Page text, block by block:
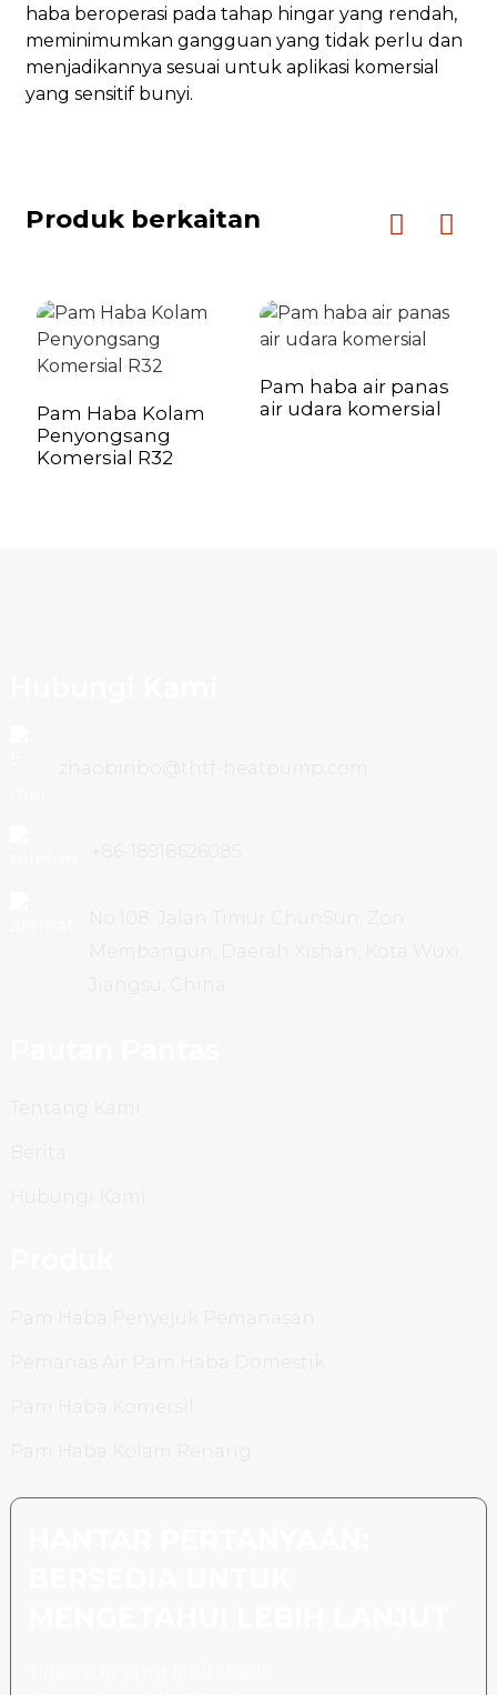
haba beroperasi pada tahap hingar yang rendah,
meminimumkan gangguan yang tidak perlu dan
menjadikannya sesuai untuk aplikasi komersial
yang sensitif bunyi.
Produk berkaitan
Pam Haba Kolam
Penyongsang
Komersial R32
Pam haba air panas
air udara komersial